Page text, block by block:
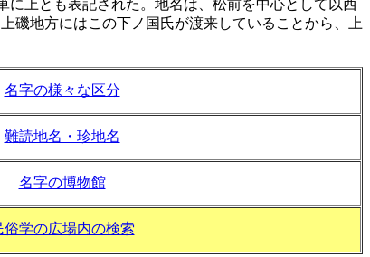
に上とも表記された。地名は、松前を中心として以西
磯地方にはこの下ノ国氏が渡来していることから、上
名字の様々な区分
難読地名・珍地名
名字の博物館
俗学の広場内の検索